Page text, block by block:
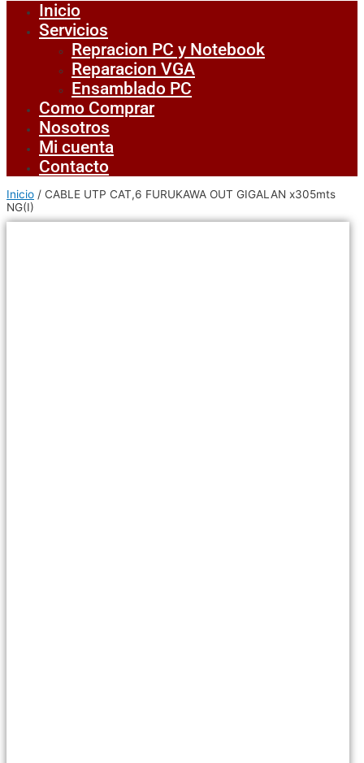
Inicio
Servicios
Repracion PC y Notebook
Reparacion VGA
Ensamblado PC
Como Comprar
Nosotros
Mi cuenta
Contacto
Inicio / CABLE UTP CAT,6 FURUKAWA OUT GIGALAN x305mts
NG(I)